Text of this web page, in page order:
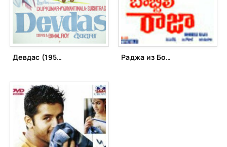
Девдас (1955) Раджа из Боббили (1990)